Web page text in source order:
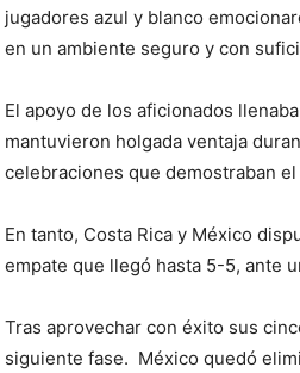
jugadores azul y blanco
en un ambiente seguro y con
El apoyo de los aficionados
mantuvieron holgada ventaja
celebraciones que demostraban
En tanto, Costa Rica y México
empate que llegó hasta 5-5, ante
Tras aprovechar con éxito sus
siguiente fase. México quedó